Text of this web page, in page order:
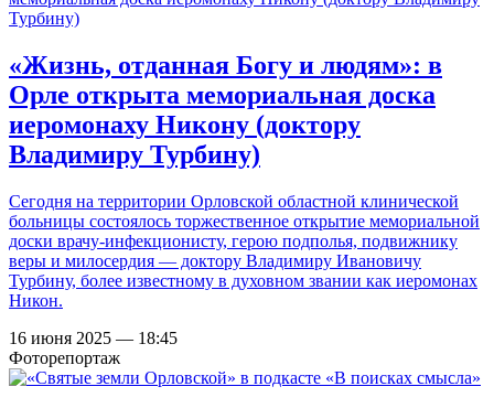
«Жизнь, отданная Богу и людям»: в
Орле открыта мемориальная доска
иеромонаху Никону (доктору
Владимиру Турбину)
Сегодня на территории Орловской областной клинической
больницы состоялось торжественное открытие мемориальной
доски врачу-инфекционисту, герою подполья, подвижнику
веры и милосердия — доктору Владимиру Ивановичу
Турбину, более известному в духовном звании как иеромонах
Никон.
16 июня 2025 — 18:45
Фоторепортаж